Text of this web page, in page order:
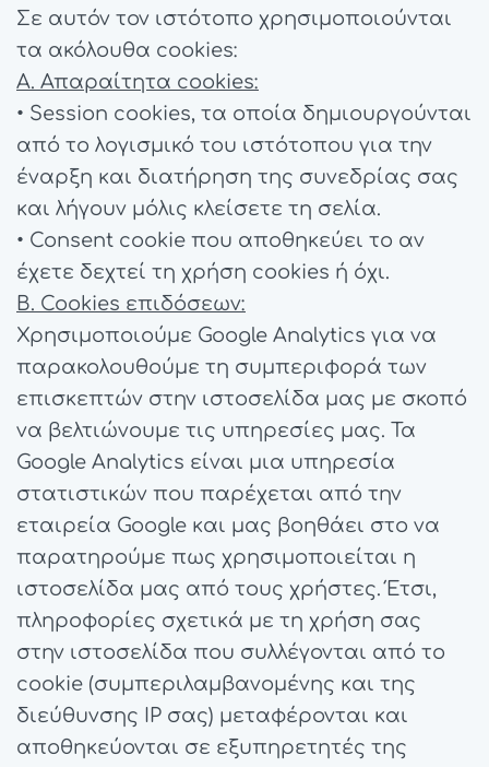
Σε αυτόν τον ιστότοπο χρησιμοποιούνται
τα ακόλουθα cookies:
Α. Απαραίτητα cookies:
• Session cookies, τα οποία δημιουργούνται
από το λογισμικό του ιστότοπου για την
έναρξη και διατήρηση της συνεδρίας σας
και λήγουν μόλις κλείσετε τη σελία.
• Consent cookie που αποθηκεύει το αν
έχετε δεχτεί τη χρήση cookies ή όχι.
Β. Cookies επιδόσεων:
Χρησιμοποιούμε Google Analytics για να
παρακολουθούμε τη συμπεριφορά των
επισκεπτών στην ιστοσελίδα μας με σκοπό
να βελτιώνουμε τις υπηρεσίες μας. Τα
Google Analytics είναι μια υπηρεσία
στατιστικών που παρέχεται από την
εταιρεία Google και μας βοηθάει στο να
παρατηρούμε πως χρησιμοποιείται η
ιστοσελίδα μας από τους χρήστες. Έτσι,
πληροφορίες σχετικά με τη χρήση σας
στην ιστοσελίδα που συλλέγονται από το
cookie (συμπεριλαμβανομένης και της
διεύθυνσης IP σας) μεταφέρονται και
αποθηκεύονται σε εξυπηρετητές της